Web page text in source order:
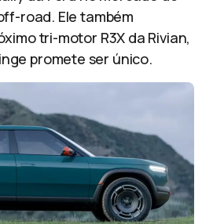
road. Ele também
tri-motor R3X da Rivian,
promete ser único.